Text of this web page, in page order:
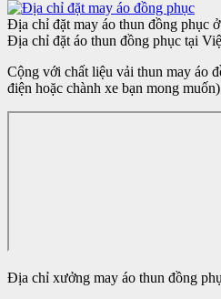
Địa chỉ đặt may áo thun đồng phục
Địa chỉ đặt áo thun đồng phục tại
Cộng với chất liệu vải thun may áo
điện hoặc chành xe bạn mong
Địa chỉ xưởng may áo thun đồng